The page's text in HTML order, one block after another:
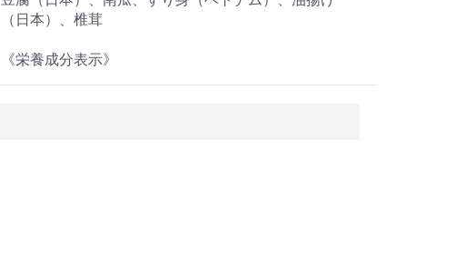
（日本）、椎茸
《栄養成分表示》